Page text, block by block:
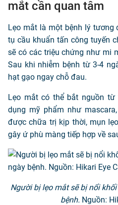
mắt cần quan tâm
Lẹo mắt là một bệnh lý tương
tụ cầu khuẩn tấn công tuyến
sẽ có các triệu chứng như mi
Sau khi nhiễm bệnh từ 3-4
hạt gạo ngay chỗ đau.
Lẹo mắt có thể bắt nguồn
dụng mỹ phẩm như
được chữa trị kịp thời, mụn
gây ứ phù màng tiếp hợp về
Người bị lẹo mắt sẽ bị nổi
bệnh. Nguồn: